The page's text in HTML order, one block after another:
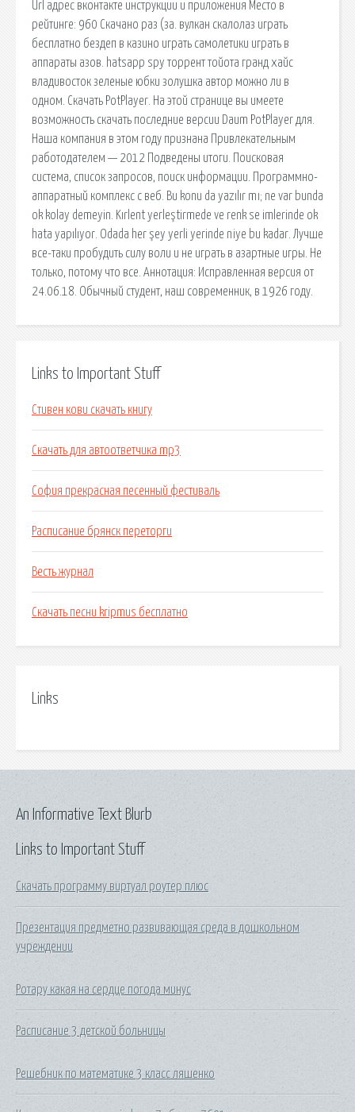
Links to Important Stuff
Стивен кови скачать книгу
Скачать для автоответчика mp3
София прекрасная песенный фестиваль
Расписание брянск переторги
Весть журнал
Скачать песни kripmus бесплатно
Links
Links to Important Stuff
Скачать программу виртуал роутер плюс
Презентация предметно развивающая среда в дошкольном
учреждении
Ротару какая на сердце погода минус
Расписание 3 детской больницы
Решебник по математике 3 класс ляшенко
An Informative Text Blurb